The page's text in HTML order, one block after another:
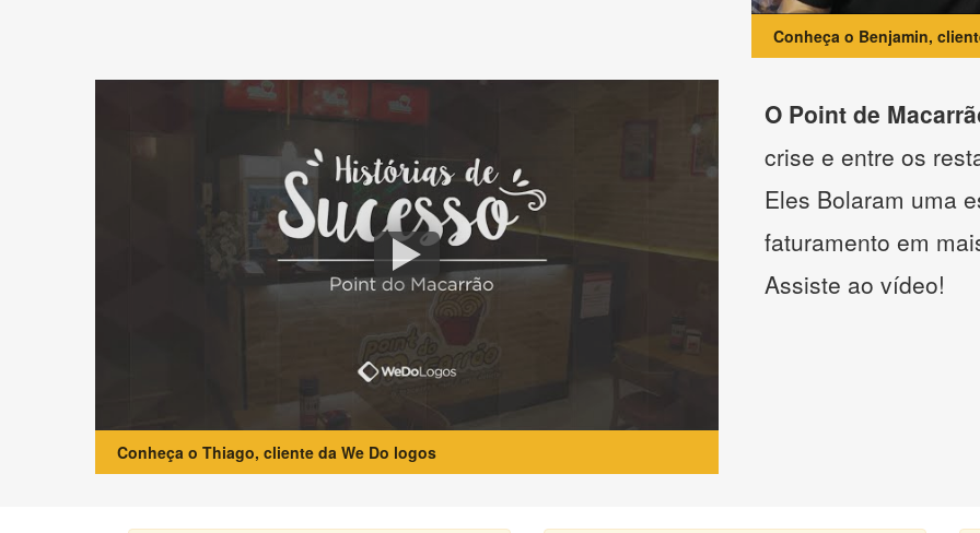
Conheça o Benjamin,
Conheça o Thiago, cliente da We Do logos
O Point de
crise e entre os
Eles Bolaram uma
faturamento em
Assiste ao vídeo!